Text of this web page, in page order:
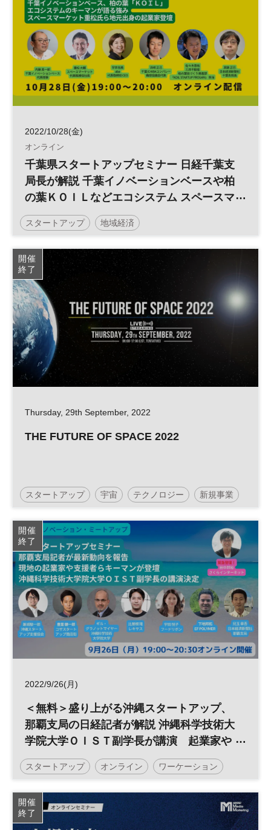
平日夜開催 ベンチャー
2022/10/28(金)
オンライン
千葉県スタートアップセミナー 日経千葉支
局長が解説 千葉イノベーションベースや柏
の葉ＫＯＩＬなどエコシステム スペースマ
ーケット重松氏ら地元出身経営者も登壇 ◆
日経イノベーション・ミートアップ◆
スタートアップ 地域経済
日経イノベーション・ミートアップ
ベンチャーキャピタル イノベーション
日経渋谷センター オープンイノベーション
平日夜開催 ベンチャー
開催
終了
Thursday, 29th September, 2022
THE FUTURE OF SPACE 2022
スタートアップ 宇宙 テクノロジー 新規事業
開催
終了
2022/9/26(月)
＜無料＞盛り上がる沖縄スタートアップ、
那覇支局の日経記者が解説 沖縄科学技術大
学院大学ＯＩＳＴ副学長が講演 起業家や
支援者らキーマンが登壇 ◇日経イノベーシ
ョン・ミートアップ
スタートアップ オンライン ワーケーション
沖縄 日経イノベーション・ミートアップ
イノベーション デジタルトランスフォーメーション
開催
終了